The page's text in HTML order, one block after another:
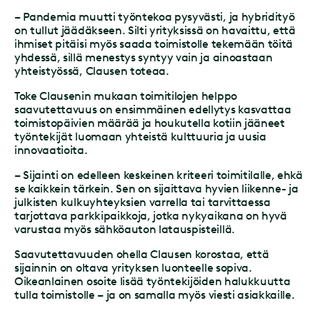
– Pandemia muutti työntekoa pysyvästi, ja hybridityö
on tullut jäädäkseen. Silti yrityksissä on havaittu, että
ihmiset pitäisi myös saada toimistolle tekemään töitä
yhdessä, sillä menestys syntyy vain ja ainoastaan
yhteistyössä, Clausen toteaa.
Toke Clausenin mukaan toimitilojen helppo
saavutettavuus on ensimmäinen edellytys kasvattaa
toimistopäivien määrää ja houkutella kotiin jääneet
työntekijät luomaan yhteistä kulttuuria ja uusia
innovaatioita.
– Sijainti on edelleen keskeinen kriteeri toimitilalle, ehkä
se kaikkein tärkein. Sen on sijaittava hyvien liikenne- ja
julkisten kulkuyhteyksien varrella tai tarvittaessa
tarjottava parkkipaikkoja, jotka nykyaikana on hyvä
varustaa myös sähköauton latauspisteillä.
Saavutettavuuden ohella Clausen korostaa, että
sijainnin on oltava yrityksen luonteelle sopiva.
Oikeanlainen osoite lisää työntekijöiden halukkuutta
tulla toimistolle – ja on samalla myös viesti asiakkaille.